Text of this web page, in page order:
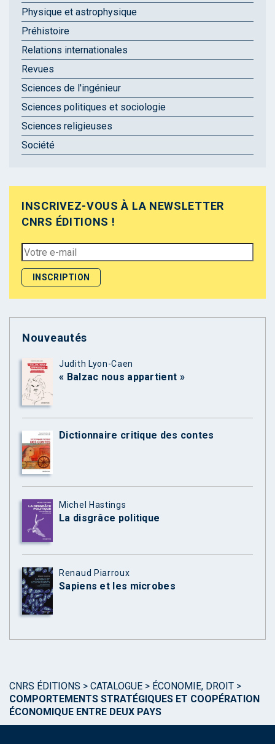
Physique et astrophysique
Préhistoire
Relations internationales
Revues
Sciences de l'ingénieur
Sciences politiques et sociologie
Sciences religieuses
Société
INSCRIVEZ-VOUS À LA NEWSLETTER
CNRS ÉDITIONS !
Nouveautés
Judith Lyon-Caen
« Balzac nous appartient »
Dictionnaire critique des contes
Michel Hastings
La disgrâce politique
Renaud Piarroux
Sapiens et les microbes
CNRS ÉDITIONS > CATALOGUE > ÉCONOMIE, DROIT >
COMPORTEMENTS STRATÉGIQUES ET COOPÉRATION
ÉCONOMIQUE ENTRE DEUX PAYS